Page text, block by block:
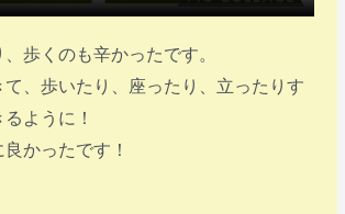
歩くのも辛かったです。
、歩いたり、座ったり、立ったりす
ように！
かったです！